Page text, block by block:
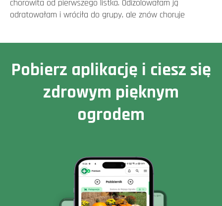
chorowita od pierwszego listka. Odizolowałam ją
odratowałam i wróciła do grupy, ale znów choruje
Pobierz aplikację i ciesz się
zdrowym pięknym
ogrodem